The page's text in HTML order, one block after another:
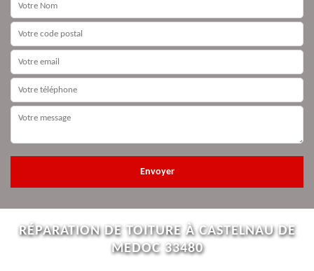
RÉPARATION DE TOITURE À CASTELNAU DE
MEDOC 33480